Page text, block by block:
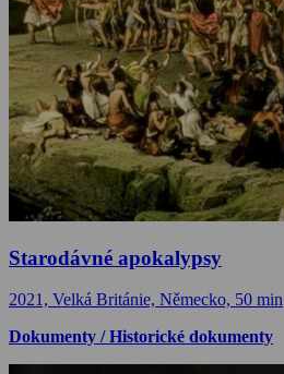
Starodávné apokalypsy
2021, Velká Británie, Německo, 50 min
Dokumenty / Historické dokumenty